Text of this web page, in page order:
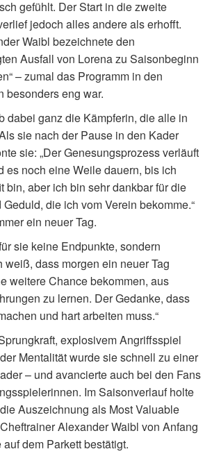
gefühlt. Der Start in die zweite
jedoch alles andere als erhofft.
Waibl bezeichnete den
Ausfall von Lorena zu Saisonbeginn
– zumal das Programm in den
besonders eng war.
dabei ganz die Kämpferin, die alle in
sie nach der Pause in den Kader
sie: „Der Genesungsprozess verläuft
es noch eine Weile dauern, bis ich
bin, aber ich bin sehr dankbar für die
die ich vom Verein bekomme.“
ein neuer Tag.
sie keine Endpunkte, sondern
weiß, dass morgen ein neuer Tag
weitere Chance bekommen, aus
zu lernen. Der Gedanke, dass
und hart arbeiten muss.“
explosivem Angriffsspiel
Mentalität wurde sie schnell zu einer
– und avancierte auch bei den Fans
Im Saisonverlauf holte
Auszeichnung als Most Valuable
Alexander Waibl von Anfang
dem Parkett bestätigt.